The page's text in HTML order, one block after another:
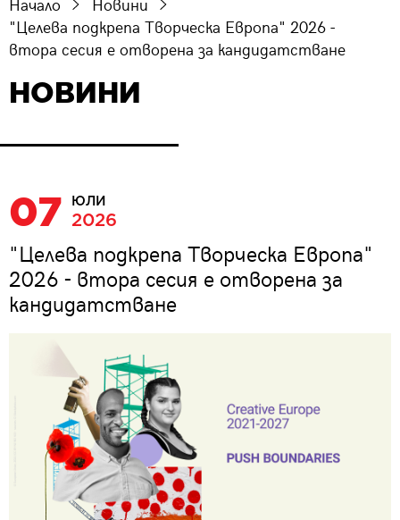
"Целева подкрепа Творческа Европа" 2026 -
втора сесия е отворена за кандидатстване
НОВИНИ
07 ЮЛИ
2026
"Целева подкрепа Творческа Европа"
2026 - втора сесия е отворена за
кандидатстване